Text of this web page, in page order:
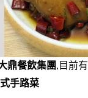
鼎餐飲集團,目前有
手路菜